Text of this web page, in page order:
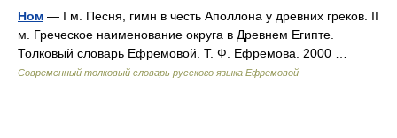
Ном — I м. Песня, гимн в честь Аполлона у древних греков. II
м. Греческое наименование округа в Древнем Египте.
Толковый словарь Ефремовой. Т. Ф. Ефремова. 2000 …
Современный толковый словарь русского языка Ефремовой